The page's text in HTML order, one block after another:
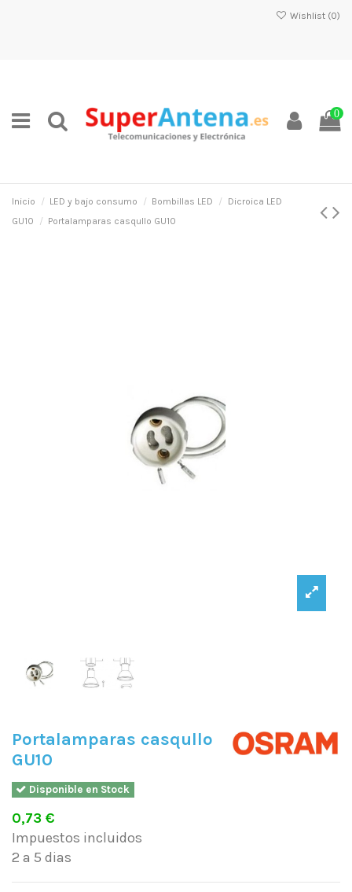
Wishlist (0)
0
Inicio LED y bajo consumo Bombillas LED
Dicroica LED
GU10
Portalamparas casqullo GU10
Portalamparas casqullo
GU10
Disponible en Stock
0,73 €
Impuestos incluidos
2 a 5 dias